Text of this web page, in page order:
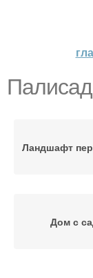
Ландшафт
Дом с